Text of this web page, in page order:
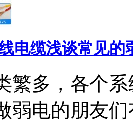
电缆浅谈常见的
繁多，各个
弱电的朋友